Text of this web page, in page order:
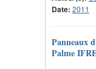
Date: 2011
Panneaux
Palme